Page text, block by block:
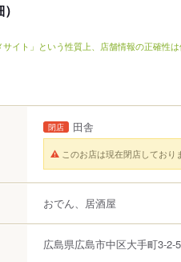
サイト」という性質上、店舗情報の正確性
閉店 田舎
このお店は現在閉店しており
おでん、居酒屋
広島県広島市中区大手町3-2-5